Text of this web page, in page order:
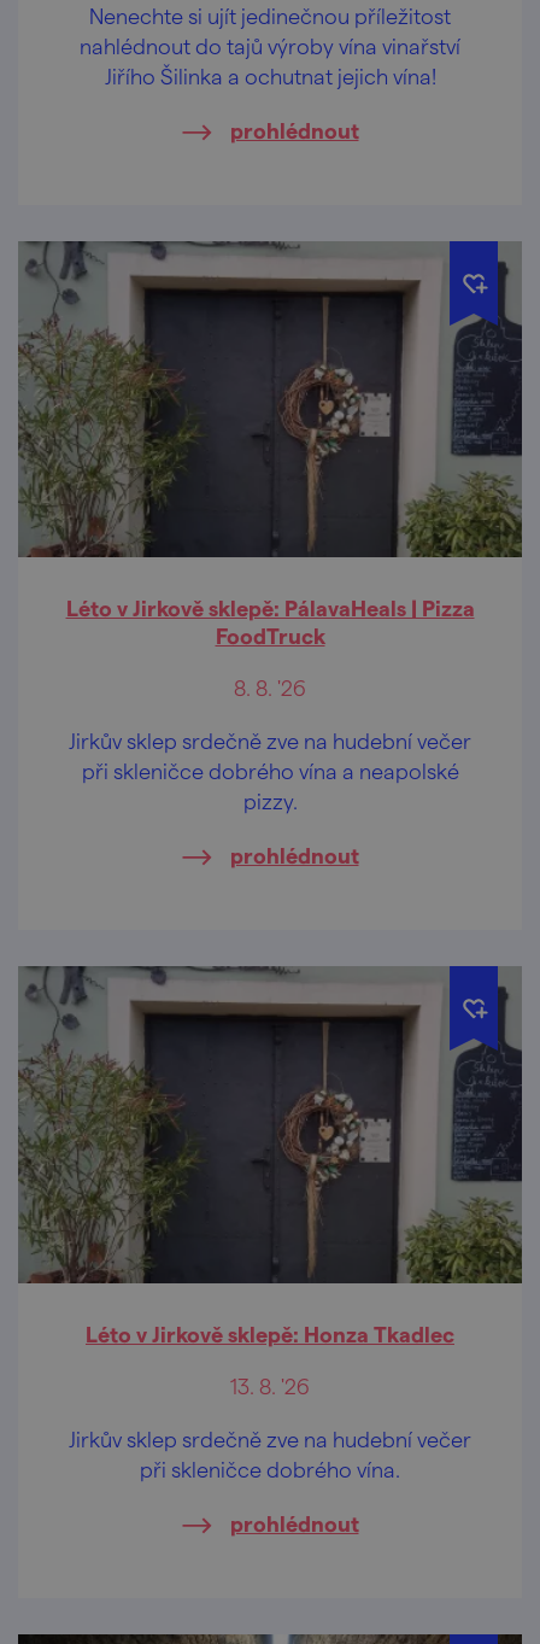
Nenechte si ujít jedinečnou příležitost
nahlédnout do tajů výroby vína vinařství
Jiřího Šilinka a ochutnat jejich vína!
prohlédnout
Léto v Jirkově sklepě: PálavaHeals | Pizza
FoodTruck
8. 8. '26
Jirkův sklep srdečně zve na hudební večer
při skleničce dobrého vína a neapolské
pizzy.
prohlédnout
Léto v Jirkově sklepě: Honza Tkadlec
13. 8. '26
Jirkův sklep srdečně zve na hudební večer
při skleničce dobrého vína.
prohlédnout